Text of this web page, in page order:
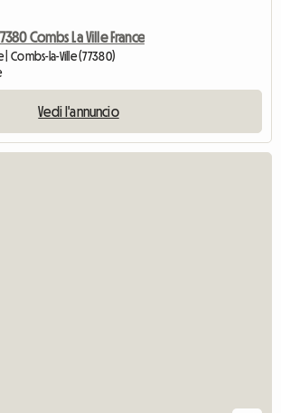
Combs La Ville France
Combs-la-Ville (77380)
Vedi l'annuncio